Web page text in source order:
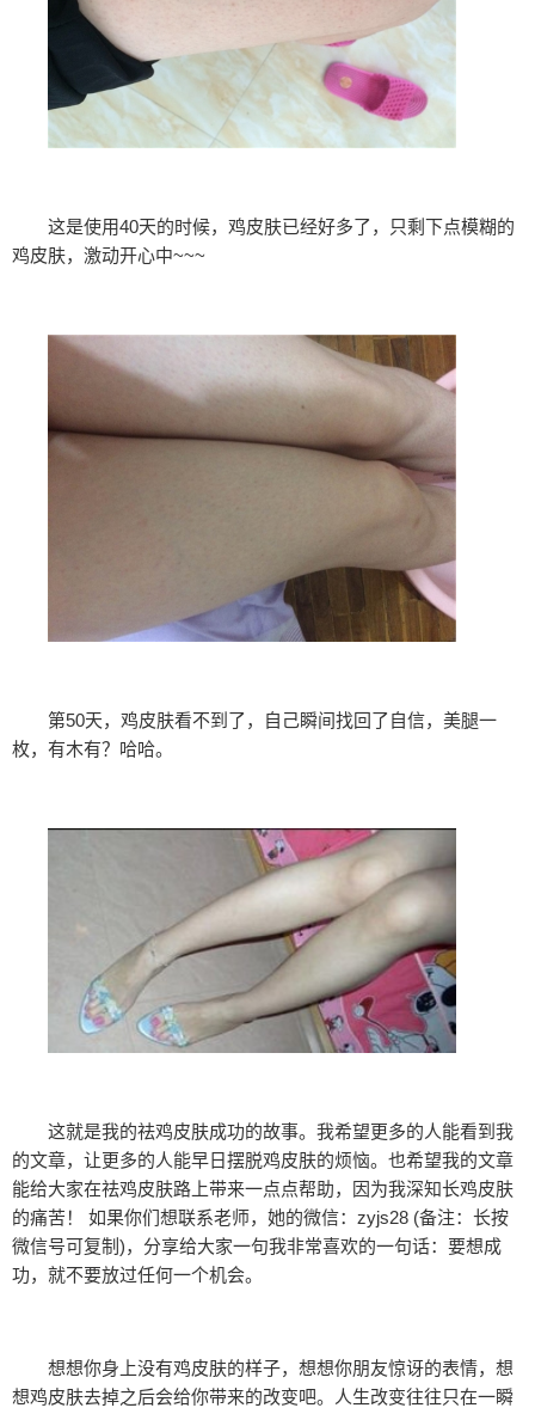
这是使用40天的时候，鸡皮肤已经好多了，只剩下点模糊的
鸡皮肤，激动开心中~~~
第50天，鸡皮肤看不到了，自己瞬间找回了自信，美腿一
枚，有木有？哈哈。
这就是我的祛鸡皮肤成功的故事。我希望更多的人能看到我
的文章，让更多的人能早日摆脱鸡皮肤的烦恼。也希望我的文章
能给大家在祛鸡皮肤路上带来一点点帮助，因为我深知长鸡皮肤
的痛苦！ 如果你们想联系老师，她的微信：zyjs28 (备注：长按
微信号可复制)，分享给大家一句我非常喜欢的一句话：要想成
功，就不要放过任何一个机会。
想想你身上没有鸡皮肤的样子，想想你朋友惊讶的表情，想
想鸡皮肤去掉之后会给你带来的改变吧。人生改变往往只在一瞬